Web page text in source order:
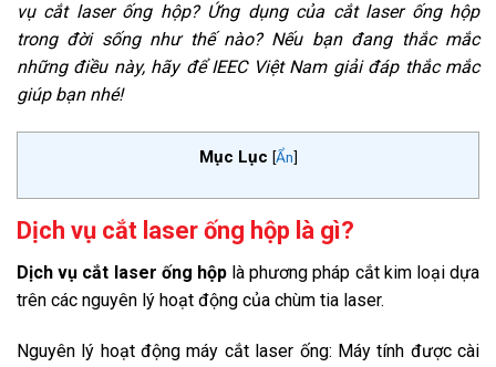
vụ cắt laser ống hộp? Ứng dụng của cắt laser ống hộp
trong đời sống như thế nào? Nếu bạn đang thắc mắc
những điều này, hãy để IEEC Việt Nam giải đáp thắc mắc
giúp bạn nhé!
Mục Lục [Ẩn]
Dịch vụ cắt laser ống hộp là gì?
Dịch vụ cắt laser ống hộplà phương pháp cắt kim loại dựa
trên các nguyên lý hoạt động của chùm tia laser.
Nguyên lý hoạt động máy cắt laser ống: Máy tính được cài